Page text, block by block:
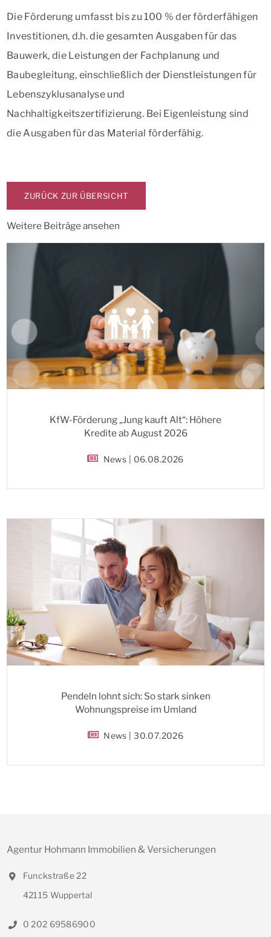
Die Förderung umfasst bis zu 100 % der förderfähigen
Investitionen, d.h. die gesamten Ausgaben für das
Bauwerk, die Leistungen der Fachplanung und
Baubegleitung, einschließlich der Dienstleistungen für
Lebenszyklusanalyse und
Nachhaltigkeitszertifizierung. Bei Eigenleistung sind
die Ausgaben für das Material förderfähig.
ZURÜCK ZUR ÜBERSICHT
Weitere Beiträge ansehen
KfW-Förderung „Jung kauft Alt“: Höhere
Kredite ab August 2026
News | 06.08.2026
Pendeln lohnt sich: So stark sinken
Wohnungspreise im Umland
News | 30.07.2026
Agentur Hohmann Immobilien & Versicherungen
Funckstraße 22
42115 Wuppertal
0 202 69586900